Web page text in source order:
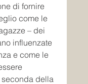
di fornire
come le
– dei
influenzate
e come le
della